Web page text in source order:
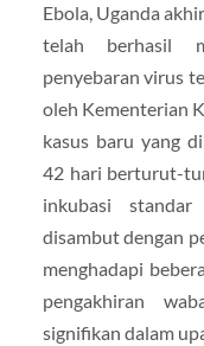
Ebola, Uganda
telah berhasil
penyebaran virus
oleh Kementerian
kasus baru yang
42 hari berturut-
inkubasi
disambut dengan
menghadapi
pengakhiran
signifikan dalam